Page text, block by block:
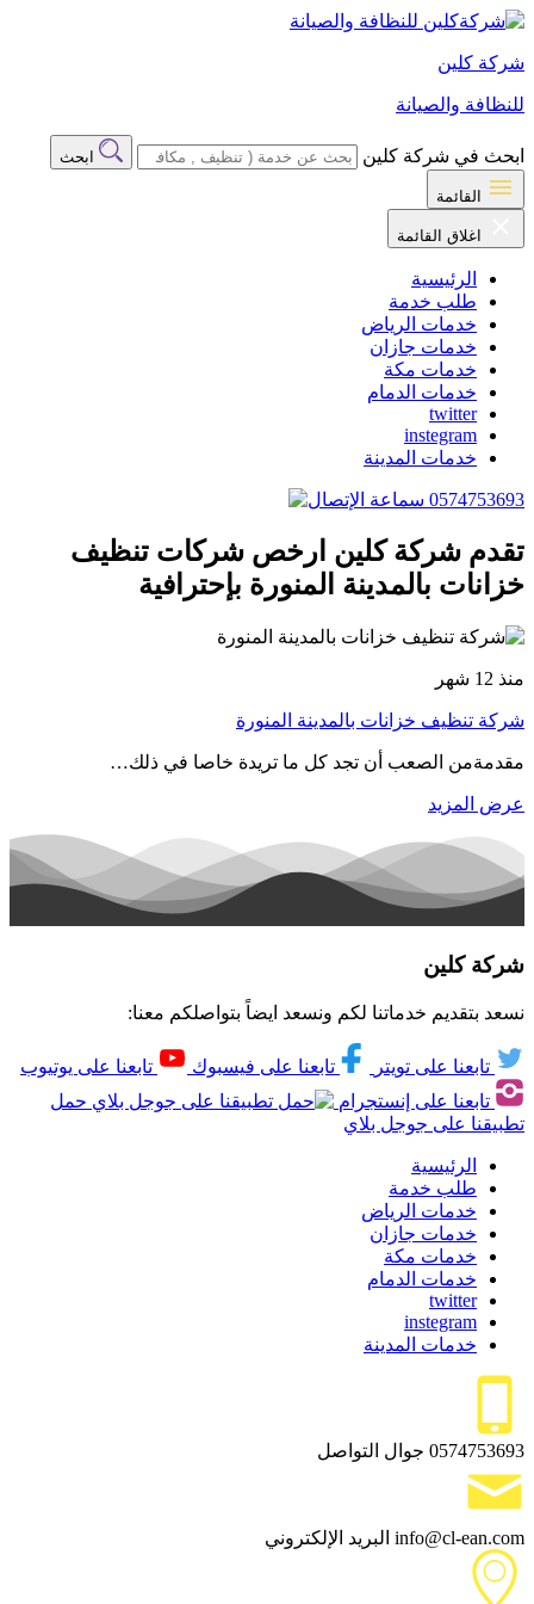
شركة كلين
للنظافة والصيانة
ابحث في شركة كلين ابحث
القائمة
اغلاق القائمة
الرئيسية
طلب خدمة
خدمات الرياض
خدمات جازان
خدمات مكة
خدمات الدمام
twitter
instegram
خدمات المدينة
0574753693
تقدم شركة كلين ارخص شركات تنظيف
خزانات بالمدينة المنورة بإحترافية
منذ 12 شهر
شركة تنظيف خزانات بالمدينة المنورة
مقدمةمن الصعب أن تجد كل ما تريدة خاصا في ذلك…
عرض المزيد
شركة كلين
نسعد بتقديم خدماتنا لكم ونسعد ايضاً بتواصلكم معنا:
تابعنا على تويتر تابعنا على فيسبوك
تابعنا على يوتيوب
تابعنا على إنستجرام
حمل
تطبيقنا على جوجل بلاي
الرئيسية
طلب خدمة
خدمات الرياض
خدمات جازان
خدمات مكة
خدمات الدمام
twitter
instegram
خدمات المدينة
0574753693 جوال التواصل
info@cl-ean.com البريد الإلكتروني